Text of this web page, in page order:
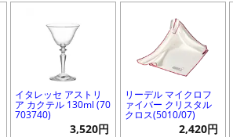
イタレッセ アストリ
ア カクテル 130ml (70
703740)
3,520円
リーデル マイクロフ
ァイバー クリスタル
クロス(5010/07)
2,420円